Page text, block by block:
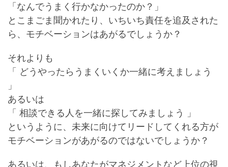
「なんでうまく行かなかったのか？」
とこまごま聞かれたり、いちいち責任を追及された
ら、モチベーションはあがるでしょうか？
それよりも
「 どうやったらうまくいくか一緒に考えましょう
」
あるいは
「 相談できる人を一緒に探してみましょう 」
というように、未来に向けてリードしてくれる方が
モチベーションがあがるのではないでしょうか？
あるいは、もしあなたがマネジメントなど上位の視